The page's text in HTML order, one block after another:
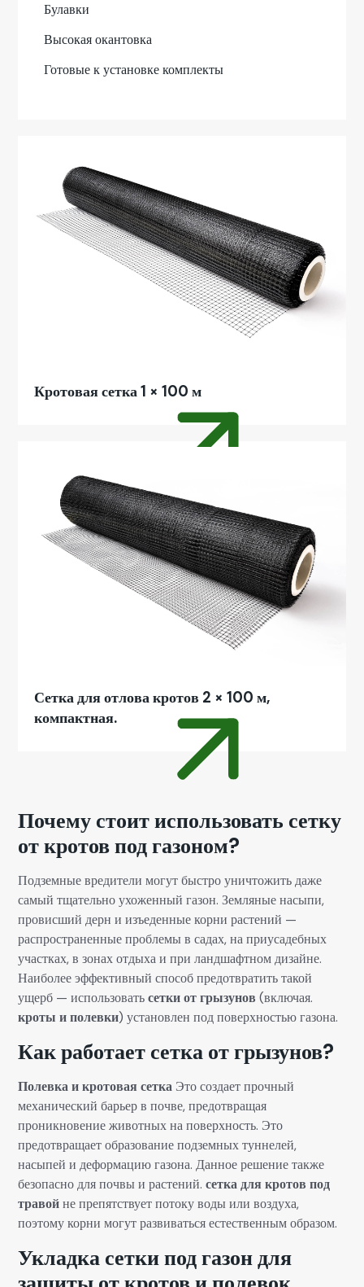
Булавки
Высокая окантовка
Готовые к установке комплекты
Кротовая сетка 1 × 100 м
Сетка для отлова кротов 2 × 100 м,
компактная.
Почему стоит использовать сетку
от кротов под газоном?
Подземные вредители могут быстро уничтожить даже
самый тщательно ухоженный газон. Земляные насыпи,
провисший дерн и изъеденные корни растений —
распространенные проблемы в садах, на приусадебных
участках, в зонах отдыха и при ландшафтном дизайне.
Наиболее эффективный способ предотвратить такой
ущерб — использоватьсетки от грызунов (включая.
кроты и полевки) установлен под поверхностью газона.
Как работает сетка от грызунов?
Полевка и кротовая сетка Это создает прочный
механический барьер в почве, предотвращая
проникновение животных на поверхность. Это
предотвращает образование подземных туннелей,
насыпей и деформацию газона. Данное решение также
безопасно для почвы и растений.сетка для кротов под
травойне препятствует потоку воды или воздуха,
поэтому корни могут развиваться естественным образом.
Укладка сетки под газон для